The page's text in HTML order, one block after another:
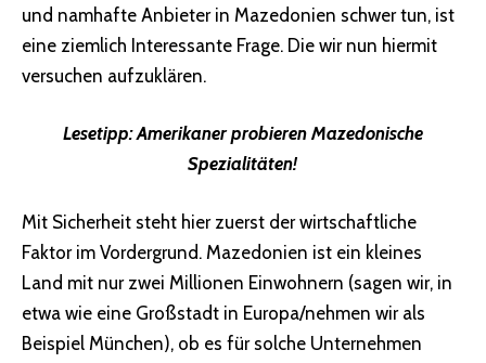
und namhafte Anbieter in Mazedonien schwer tun, ist
eine ziemlich Interessante Frage. Die wir nun hiermit
versuchen aufzuklären.
Lesetipp: Amerikaner probieren Mazedonische
Spezialitäten!
Mit Sicherheit steht hier zuerst der wirtschaftliche
Faktor im Vordergrund. Mazedonien ist ein kleines
Land mit nur zwei Millionen Einwohnern (sagen wir, in
etwa wie eine Großstadt in Europa/nehmen wir als
Beispiel München), ob es für solche Unternehmen